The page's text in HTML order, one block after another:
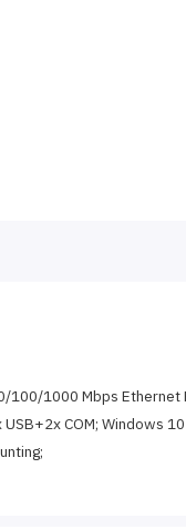
1000 Mbps Ethernet
COM; Windows